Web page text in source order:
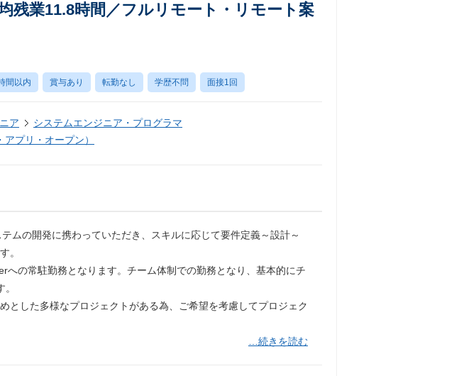
残業11.8時間／フルリモート・リモート案
間以内 賞与あり 転勤なし 学歴不問 面接1回
ア
システムエンジニア・プログラマ
プリ・オープン）
ムの開発に携わっていただき、スキルに応じて要件定義～設計～
。
への常駐勤務となります。チーム体制での勤務となり、基本的にチ
とした多様なプロジェクトがある為、ご希望を考慮してプロジェク
…続きを読む